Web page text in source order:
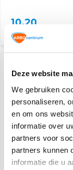
Deze website
We gebruiken
personaliseren,
en om ons
informatie over
partners voor
partners kunnen
informatie die u
10,20
(12,34 Incl. btw)
Reflecterende
fleece geel